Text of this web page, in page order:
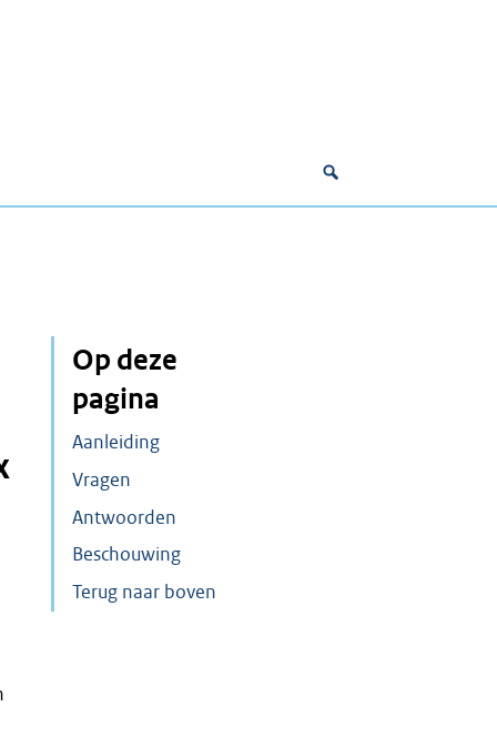
Op deze
pagina
Aanleiding
Vragen
Antwoorden
Beschouwing
Terug naar boven